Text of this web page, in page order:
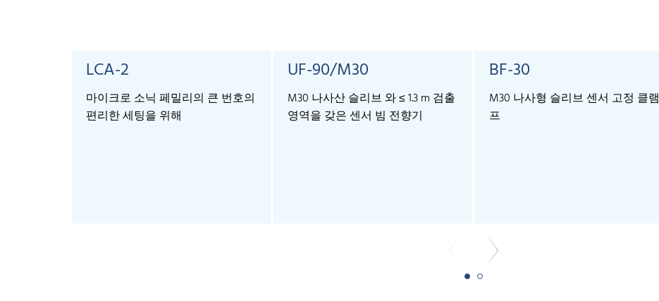
LCA-2
마이크로 소닉 페밀리의 큰 번호의
편리한 세팅을 위해
UF-90/M30
M30 나사산 슬리브 와 ≤ 1.3 m 검출
영역을 갖은 센서 빔 전향기
BF-30
M30 나사형 슬리브 센서 고정 클램
프